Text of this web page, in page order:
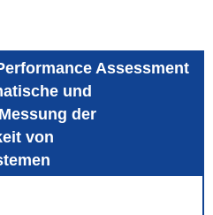
(Volltextsuche)
einbeziehen
Assessment
und
der
von